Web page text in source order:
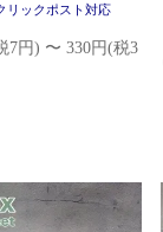
リックポスト対応
7円) 〜 330円(税3